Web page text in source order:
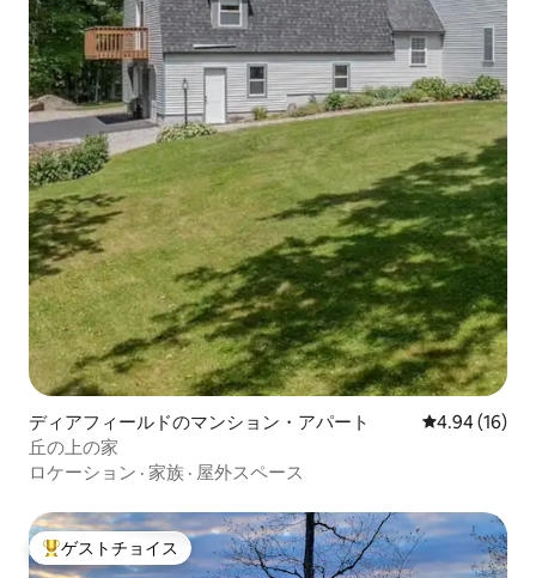
ディアフィールドのマンション・アパート レビュー16
4.94 (16)
丘の上の家
ロケーション · 家族 · 屋外スペース
大好評のゲストチョイスです。
ゲストチョイス